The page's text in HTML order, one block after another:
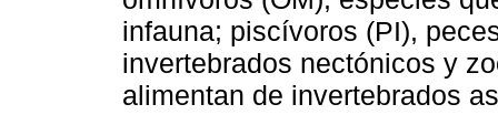
infauna; piscívoros (PI),
invertebrados nectónicos y
alimentan de invertebrados